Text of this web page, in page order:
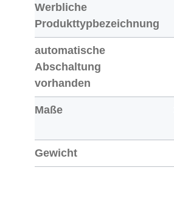
Werbliche
Produkttypbezeichnung
automatische
Abschaltung
vorhanden
Maße
Gewicht